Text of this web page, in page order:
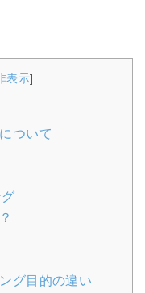
表示]
ついて
グ目的の違い